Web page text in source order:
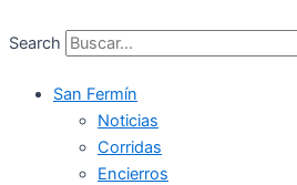
Search
San Fermín
Noticias
Corridas
Encierros